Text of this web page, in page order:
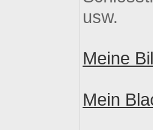
usw.
Meine
Mein